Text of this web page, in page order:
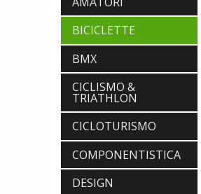
BICICLETTE
BMX
CICLISMO &
TRIATHLON
CICLOTURISMO
COMPONENTISTICA
DESIGN